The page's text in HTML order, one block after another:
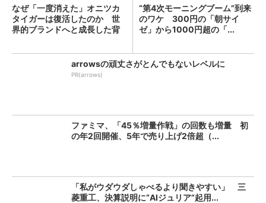
なぜ「一度消えた」オニツカ
タイガーは復活したのか 世
界的ブランドへと成長した背
“第4次モーニングブーム”到来
のワケ 300円の「朝サイ
ゼ」から1000円超の「...
arrowsの頑丈さがとんでもないレベルに
PR(arrows)
ファミマ、「45％増量作戦」の回数も増量 初
の年2回開催、5年で売り上げ2倍超（...
「私がウダウダしゃべるより聞きやすい」 三
菱重工、決算説明に“AIジュリア”起用...